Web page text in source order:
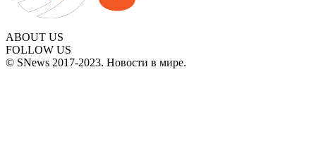
ABOUT US
FOLLOW US
© SNews 2017-2023. Новости в мире.